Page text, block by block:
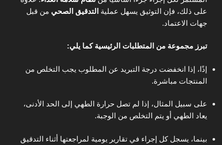
على ذلك، فإن التوثيق يسهل عملية التدقيق الصحي من قبل
جهات الاعتماد.
تبرز مجموعة من المتطلبات الرئيسية كما يلي:
إذًا، إذا انخفضت درجة التبريد عن المطلوب يجب التخلص من
المنتجات مباشرة.
على سبيل المثال، إذا لم تصل حرارة الطهي إلى الحد الأدنى،
يعاد الطهي أو يتم التخلص من الوجبة.
بينما، يسجل كل إجراء في تقارير يومية لمراجعتها أثناء التدقيق